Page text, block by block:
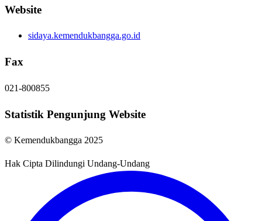
Website
sidaya.kemendukbangga.go.id
Fax
021-800855
Statistik Pengunjung Website
© Kemendukbangga 2025
Hak Cipta Dilindungi Undang-Undang